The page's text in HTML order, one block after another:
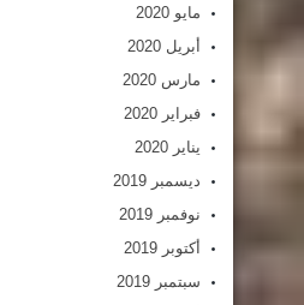
مايو 2020
أبريل 2020
مارس 2020
فبراير 2020
يناير 2020
ديسمبر 2019
نوفمبر 2019
أكتوبر 2019
سبتمبر 2019